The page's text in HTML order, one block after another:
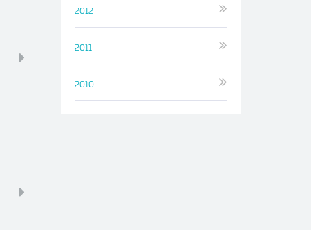
2012
2011
2010